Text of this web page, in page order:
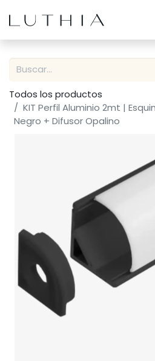
Todos los productos
KIT Perfil Aluminio 2mt |
Negro + Difusor Opalino